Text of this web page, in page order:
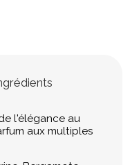
l'élégance au
aux multiples